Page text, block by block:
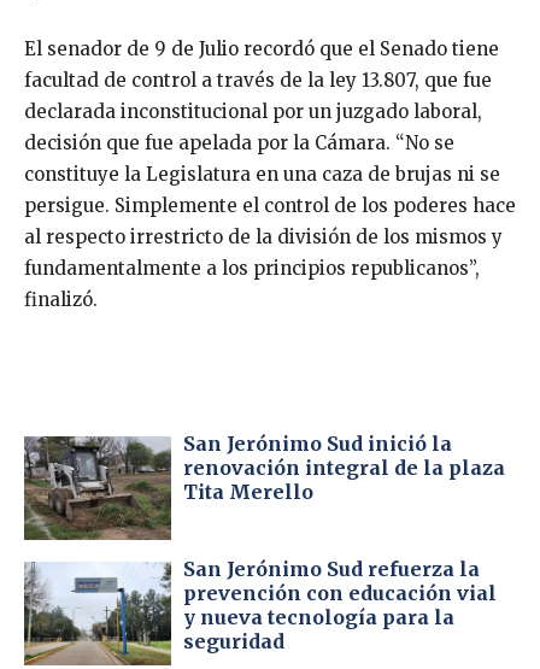
El senador de 9 de Julio recordó que el Senado tiene
facultad de control a través de la ley 13.807, que fue
declarada inconstitucional por un juzgado laboral,
decisión que fue apelada por la Cámara. “No se
constituye la Legislatura en una caza de brujas ni se
persigue. Simplemente el control de los poderes hace
al respecto irrestricto de la división de los mismos y
fundamentalmente a los principios republicanos”,
finalizó.
San Jerónimo Sud inició la
renovación integral de la plaza
Tita Merello
San Jerónimo Sud refuerza la
prevención con educación vial
y nueva tecnología para la
seguridad